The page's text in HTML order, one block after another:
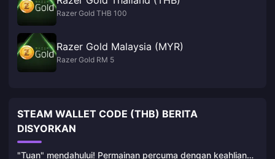
Razer Gold THB 100
Razer Gold Malaysia (MYR)
Razer Gold RM 5
STEAM WALLET CODE (THB) BERITA
DISYORKAN
"Tuan" mendahului! Permainan percuma dengan keahlian